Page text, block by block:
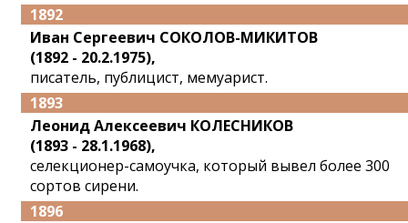
1892
Иван Сергеевич СОКОЛОВ-МИКИТОВ
(1892 - 20.2.1975),
писатель, публицист, мемуарист.
1893
Леонид Алексеевич КОЛЕСНИКОВ
(1893 - 28.1.1968),
селекционер-самоучка, который вывел более 300
сортов сирени.
1896